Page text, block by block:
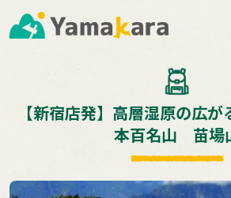
【新宿店発】高層湿原の広
本百名山 苗場